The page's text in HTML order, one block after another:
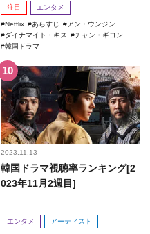
注目 エンタメ
Netflix あらすじ
アン・ウンジン
ダイナマイト・キス
チャン・ギヨン
韓国ドラマ
2023.11.13
韓国ドラマ視聴率ランキング[2
023年11月2週目]
エンタメ アーティスト